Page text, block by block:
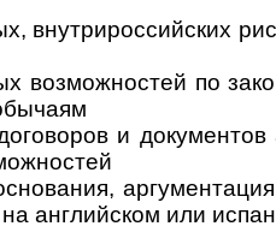
внутрироссийских
возможностей по
и документов
анг­лий­ском или